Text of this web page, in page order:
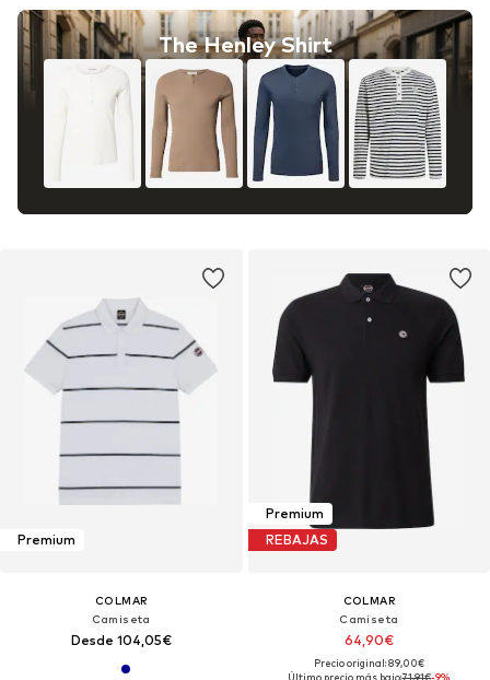
The Henley Shirt
Premium
COLMAR
Camiseta
Desde 104,05€
Premium
REBAJAS
COLMAR
Camiseta
64,90€
Precio original: 89,00€
Último precio más bajo:71,91€-9%